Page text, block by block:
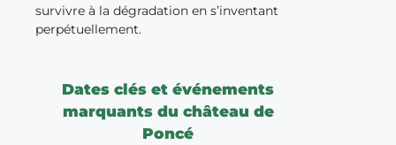
survivre à la dégradation en s’inventant
perpétuellement.
Dates clés et événements
marquants du château de
Poncé